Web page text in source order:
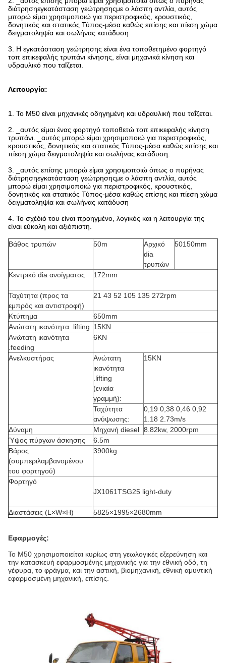
διάτρησηεγκατάσταση γεώτρησηςμε ο λάσπη αντλία, αυτός
μπορώ είμαι χρησιμοποιώ για περιστροφικός, κρουστικός,
δονητικός και στατικός Τύπος-μέσα καθώς επίσης και πίεση χώμα
δειγματοληψία και σωλήνας κατάδυση
3. Η εγκατάσταση γεώτρησης είναι ένα τοποθετημένο φορτηγό
τοπ επικεφαλής τρυπάνι κίνησης, είναι μηχανικά κίνηση και
υδραυλικό που ταΐζεται.
Λειτουργία:
1. Το M50 είναι μηχανικές οδηγημένη και υδραυλική που ταΐζεται.
2. _αυτός είμαι ένας φορτηγό τοποθετώ τοπ επικεφαλής κίνηση
τρυπάνι. _αυτός μπορώ είμαι χρησιμοποιώ για περιστροφικός,
κρουστικός, δονητικός και στατικός Τύπος-μέσα καθώς επίσης και
πίεση χώμα δειγματοληψία και σωλήνας κατάδυση.
3. _αυτός επίσης μπορώ είμαι χρησιμοποιώ όπως ο πυρήνας
διάτρησηεγκατάσταση γεώτρησηςμε ο λάσπη αντλία, αυτός
μπορώ είμαι χρησιμοποιώ για περιστροφικός, κρουστικός,
δονητικός και στατικός Τύπος-μέσα καθώς επίσης και πίεση χώμα
δειγματοληψία και σωλήνας κατάδυση
4. Το σχέδιό του είναι προηγμένο, λογικός και η λειτουργία της
είναι εύκολη και αξιόπιστη.
Βάθος τρυπών 50m
Αρχικό
dia
τρυπών
50150mm
Κεντρικό dia ανοίγματος 172mm
Ταχύτητα (προς τα
εμπρός και αντιστροφή)
21 43 52 105 135 272rpm
Κτύπημα
650mm
Ανώτατη ικανότητα .lifting 15KN
Ανώτατη ικανότητα
.feeding
6KN
Ανελκυστήρας
Ανώτατη
ικανότητα
.lifting
(ενιαία
γραμμή):
15KN
Ταχύτητα
ανύψωσης:
0,19 0,38 0,46 0,92
1.18 2.73m/s
Δύναμη
Μηχανή diesel 8.82kw, 2000rpm
Ύψος πύργων άσκησης
6.5m
Βάρος
(συμπεριλαμβανομένου
του φορτηγού)
3900kg
Φορτηγό
JX1061TSG25 light-duty
Διαστάσεις (L×W×H) 5825×1995×2680mm
Εφαρμογές:
Το M50 χρησιμοποιείται κυρίως στη γεωλογικές εξερεύνηση και
την κατασκευή εφαρμοσμένης μηχανικής για την εθνική οδό, τη
γέφυρα, το φράγμα, και την αστική, βιομηχανική, εθνική αμυντική
εφαρμοσμένη μηχανική, επίσης.